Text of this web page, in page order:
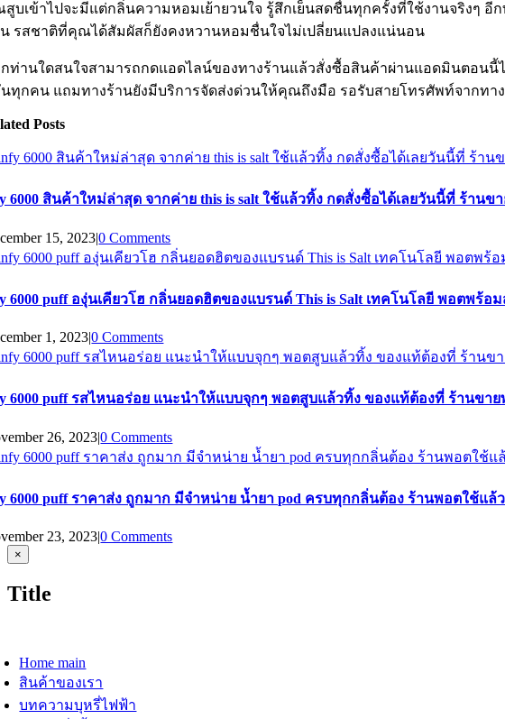
บเข้าไปจะมีแต่กลิ่นความหอมเย้ายวนใจ รู้สึกเย็นสดชื่นทุกครั้งที่ใช้งานจริงๆ
รสชาติที่คุณได้สัมผัสก็ยังคงหวานหอมชื่นใจไม่เปลี่ยนแปลงแน่นอน
ท่านใดสนใจสามารถกดแอดไลน์ของทางร้านแล้วสั่งซื้อสินค้าผ่านแอดมินตอนนี้
ทุกคน แถมทางร้านยังมีบริการจัดส่งด่วนให้คุณถึงมือ รอรับสายโทรศัพท์จากทา
Posts
6000 สินค้าใหม่ล่าสุด จากค่าย this is salt ใช้แล้วทิ้ง กดสั่งซื้อได้เลยวันนี้ที่ ร้าน
15, 2023|0 Comments
6000 puff องุ่นเคียวโฮ กลิ่นยอดฮิตของแบรนด์ This is Salt เทคโนโลยี พอตพร้อ
1, 2023|0 Comments
6000 puff รสไหนอร่อย แนะนำให้แบบจุกๆ พอตสูบแล้วทิ้ง ของแท้ต้องที่ ร้านขา
26, 2023|0 Comments
6000 puff ราคาส่ง ถูกมาก มีจำหน่าย น้ำยา pod ครบทุกกลิ่นต้อง ร้านพอตใช้แล้
23, 2023|0 Comments
Close
product
view
×
Title
Home main
สินค้าของเรา
บทความบุหรี่ไฟฟ้า